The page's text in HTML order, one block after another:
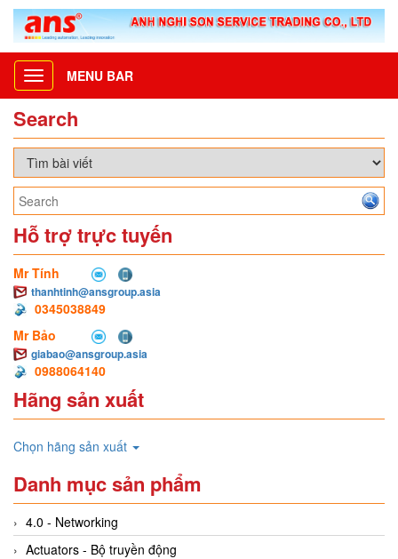
Toggle
navigation
MENU BAR
Search
Hỗ trợ trực tuyến
Mr Tính
thanhtinh@ansgroup.asia
0345038849
Mr Bảo
giabao@ansgroup.asia
0988064140
Hãng sản xuất
Chọn hãng sản xuất
Danh mục sản phẩm
4.0 - Networking
Actuators - Bộ truyền động